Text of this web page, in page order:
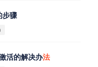
步骤
活的解决办法